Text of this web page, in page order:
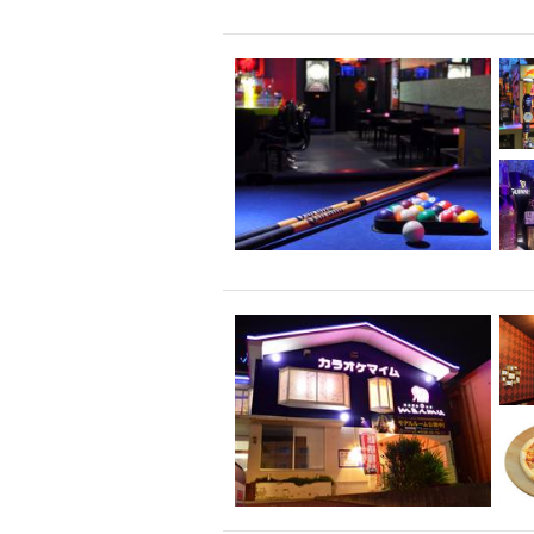
キリン一番搾り
アレルギー対応可能
ダイエット中におス
ソファー
激辛料
ファーストフード
スクリーン
スペ
カニ
カフェ
マイク
サッポロ
市立病院前駅周辺
綺麗orお洒落なトイ
クラフトビール
壺川駅周辺
秋
ラクレット